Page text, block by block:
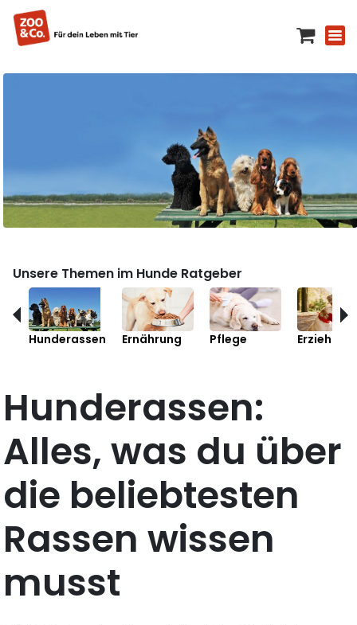
Unsere Themen im Hunde Ratgeber
Hunderassen Ernährung Pflege Erziehung
Hunderassen:
Alles, was du über
die beliebtesten
Rassen wissen
musst